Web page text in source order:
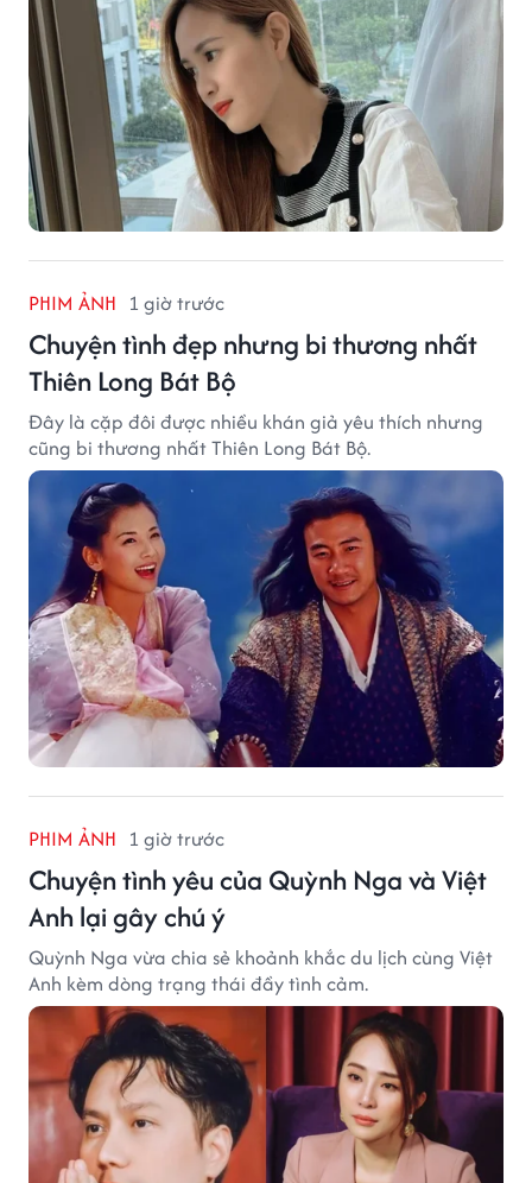
PHIM ẢNH 1 giờ trước
Chuyện tình đẹp nhưng bi thương nhất
Thiên Long Bát Bộ
Đây là cặp đôi được nhiều khán giả yêu thích nhưng
cũng bi thương nhất Thiên Long Bát Bộ.
PHIM ẢNH 1 giờ trước
Chuyện tình yêu của Quỳnh Nga và Việt
Anh lại gây chú ý
Quỳnh Nga vừa chia sẻ khoảnh khắc du lịch cùng Việt
Anh kèm dòng trạng thái đầy tình cảm.